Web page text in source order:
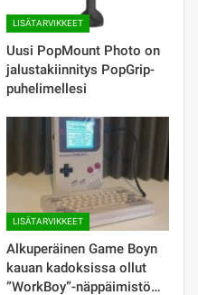
LISÄTARVIKKEET
Uusi PopMount Photo on
jalustakiinnitys PopGrip-
puhelimellesi
LISÄTARVIKKEET
Alkuperäinen Game Boyn
kauan kadoksissa ollut
”WorkBoy”-näppäimistö…